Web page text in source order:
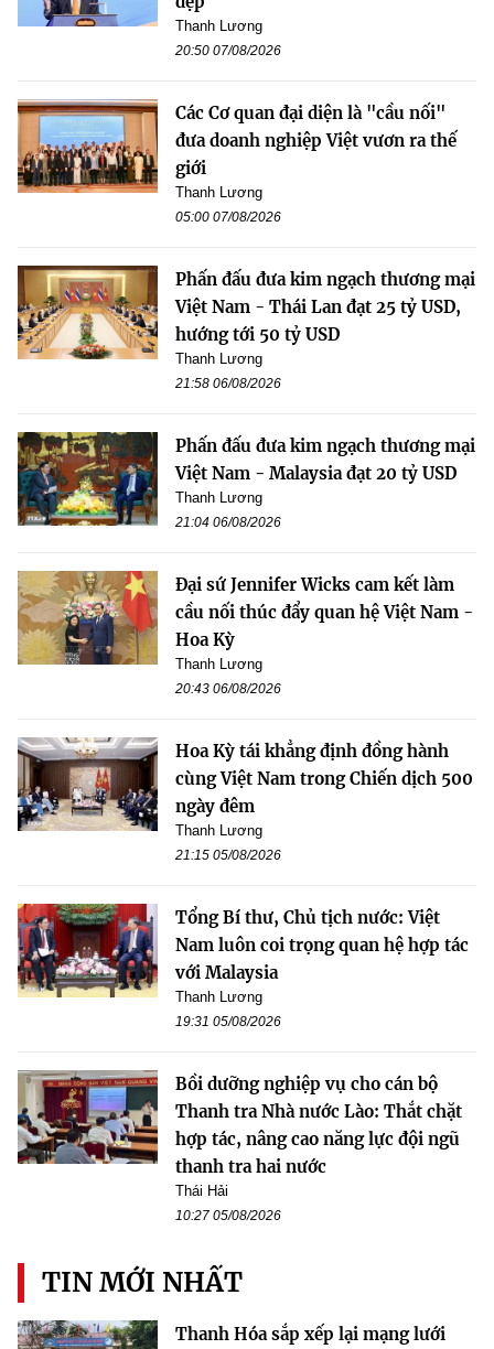
Thanh Lương
20:50 07/08/2026
Các Cơ quan đại diện là "cầu nối"
đưa doanh nghiệp Việt vươn ra thế
giới
Thanh Lương
05:00 07/08/2026
Phấn đấu đưa kim ngạch thương mại
Việt Nam - Thái Lan đạt 25 tỷ USD,
hướng tới 50 tỷ USD
Thanh Lương
21:58 06/08/2026
Phấn đấu đưa kim ngạch thương mại
Việt Nam - Malaysia đạt 20 tỷ USD
Thanh Lương
21:04 06/08/2026
Đại sứ Jennifer Wicks cam kết làm
cầu nối thúc đẩy quan hệ Việt Nam -
Hoa Kỳ
Thanh Lương
20:43 06/08/2026
Hoa Kỳ tái khẳng định đồng hành
cùng Việt Nam trong Chiến dịch 500
ngày đêm
Thanh Lương
21:15 05/08/2026
Tổng Bí thư, Chủ tịch nước: Việt
Nam luôn coi trọng quan hệ hợp tác
với Malaysia
Thanh Lương
19:31 05/08/2026
Bồi dưỡng nghiệp vụ cho cán bộ
Thanh tra Nhà nước Lào: Thắt chặt
hợp tác, nâng cao năng lực đội ngũ
thanh tra hai nước
Thái Hải
10:27 05/08/2026
TIN MỚI NHẤT
Thanh Hóa sắp xếp lại mạng lưới